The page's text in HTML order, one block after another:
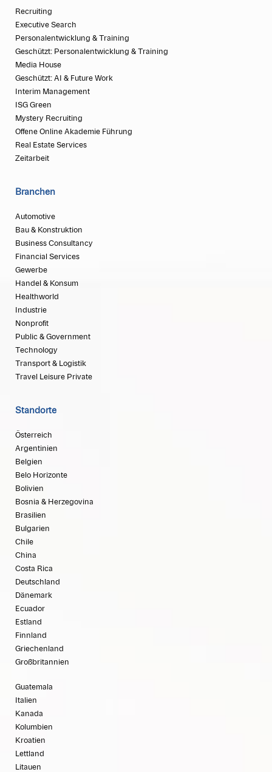
Recruiting
Executive Search
Personalentwicklung & Training
Geschützt: Personalentwicklung & Training
Media House
Geschützt: AI & Future Work
Interim Management
ISG Green
Mystery Recruiting
Offene Online Akademie Führung
Real Estate Services
Zeitarbeit
Branchen
Automotive
Bau & Konstruktion
Business Consultancy
Financial Services
Gewerbe
Handel & Konsum
Healthworld
Industrie
Nonprofit
Public & Government
Technology
Transport & Logistik
Travel Leisure Private
Standorte
Österreich
Argentinien
Belgien
Belo Horizonte
Bolivien
Bosnia & Herzegovina
Brasilien
Bulgarien
Chile
China
Costa Rica
Deutschland
Dänemark
Ecuador
Estland
Finnland
Griechenland
Großbritannien
Guatemala
Italien
Kanada
Kolumbien
Kroatien
Lettland
Litauen